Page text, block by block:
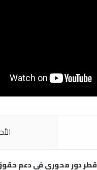
قطر دور محوري في دعم